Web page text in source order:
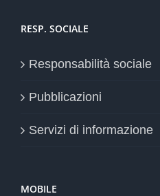
RESP. SOCIALE
Responsabilità sociale
Pubblicazioni
Servizi di informazione
MOBILE